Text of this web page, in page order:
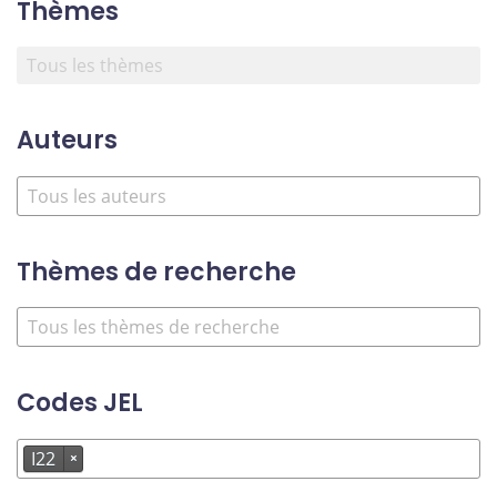
Thèmes
Auteurs
Thèmes de recherche
Codes JEL
I22 ×